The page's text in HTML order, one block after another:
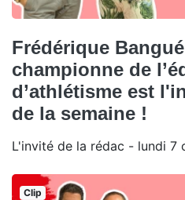
Frédérique
championne de
d’athlétisme est
de la semaine !
L'invité de la rédac - lundi 7
Clip